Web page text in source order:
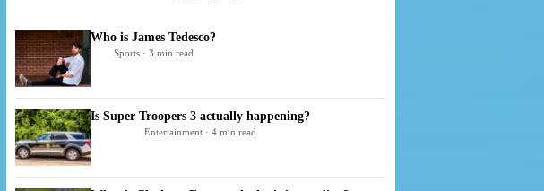
Who is James Tedesco?
Sports · 3 min read
Is Super Troopers 3 actually happening?
Entertainment · 4 min read